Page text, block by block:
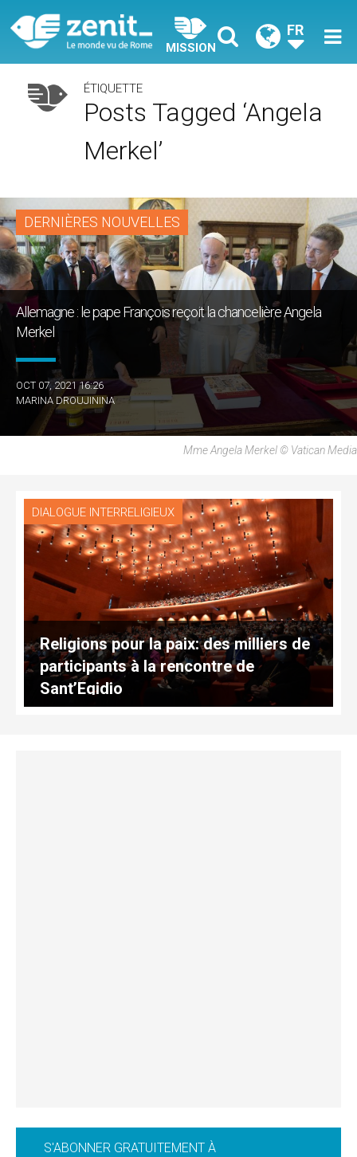
MISSION
FR
ÉTIQUETTE
Posts Tagged ‘Angela
Merkel’
DERNIÈRES NOUVELLES
Allemagne : le pape François reçoit la chancelière Angela
Merkel
OCT 07, 2021 16:26
MARINA DROUJININA
Mme Angela Merkel © Vatican Media
DIALOGUE INTERRELIGIEUX
Religions pour la paix: des milliers de
participants à la rencontre de
Sant’Egidio
S'ABONNER GRATUITEMENT À